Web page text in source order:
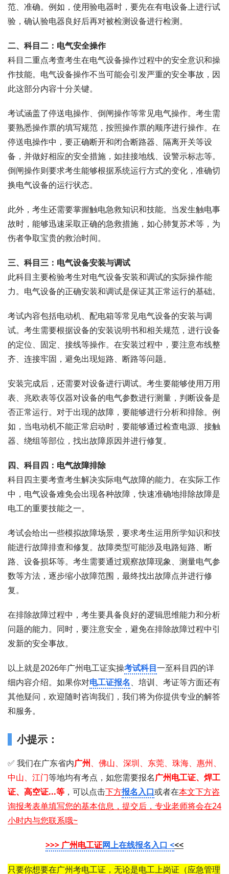
范、准确。例如，使用验电器时，要先在有电设备上进行试
验，确认验电器良好后再对被检测设备进行检测。
二、科目二：电气安全操作
科目二重点考查考生在电气设备操作过程中的安全意识和操
作技能。电气设备操作不当可能会引发严重的安全事故，因
此这部分内容十分关键。
考试涵盖了停送电操作、倒闸操作等常见电气操作。考生需
要熟悉操作票的填写规范，按照操作票的顺序进行操作。在
停送电操作中，要正确断开和闭合断路器、隔离开关等设
备，并做好相应的安全措施，如挂接地线、设警示标志等。
倒闸操作则要求考生能够根据系统运行方式的变化，准确切
换电气设备的运行状态。
此外，考生还需要掌握触电急救知识和技能。当发生触电事
故时，能够迅速采取正确的急救措施，如心肺复苏术等，为
伤者争取宝贵的救治时间。
三、科目三：电气设备安装与调试
此科目主要检验考生对电气设备安装和调试的实际操作能
力。电气设备的正确安装和调试是保证其正常运行的基础。
考试内容包括电动机、配电箱等常见电气设备的安装与调
试。考生需要根据设备的安装说明书和相关规范，进行设备
的定位、固定、接线等操作。在安装过程中，要注意布线整
齐、连接牢固，避免出现短路、断路等问题。
安装完成后，还需要对设备进行调试。考生要能够使用万用
表、兆欧表等仪器对设备的电气参数进行测量，判断设备是
否正常运行。对于出现的故障，要能够进行分析和排除。例
如，当电动机不能正常启动时，要能够通过检查电源、接触
器、绕组等部位，找出故障原因并进行修复。
四、科目四：电气故障排除
科目四主要考查考生解决实际电气故障的能力。在实际工作
中，电气设备难免会出现各种故障，快速准确地排除故障是
电工的重要技能之一。
考试会给出一些模拟故障场景，要求考生运用所学知识和技
能进行故障排查和修复。故障类型可能涉及电路短路、断
路、设备损坏等。考生需要通过观察故障现象、测量电气参
数等方法，逐步缩小故障范围，最终找出故障点并进行修
复。
在排除故障过程中，考生要具备良好的逻辑思维能力和分析
问题的能力。同时，要注意安全，避免在排除故障过程中引
发新的安全事故。
以上就是2026年广州电工证实操考试科目一至科目四的详
细内容介绍。如果你对电工证报名、培训、考证等方面还有
其他疑问，欢迎随时咨询我们，我们将为你提供专业的解答
和服务。
小提示：
✅ 我们在广东省内广州、佛山、深圳、东莞、珠海、惠州、
中山、江门等地均有考点，如您需要 报名广州电工证 、 焊工
证 、 高空证...等 ，可以点击下方报名入口或者在本文下方咨
询报考表单填写您的基本信息，提交后，专业老师将会在24
小时内与您联系哦~
>>> 广州电工证网上在线报名入口 <<<
只要你想要在广州考电工证，无论是电工上岗证（应急管理